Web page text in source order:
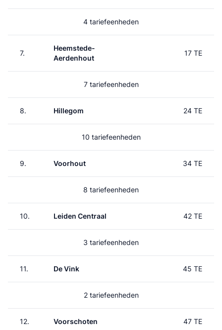
4 tariefeenheden
7.
Heemstede-
Aerdenhout
17 TE
7 tariefeenheden
8. Hillegom 24 TE
10 tariefeenheden
9. Voorhout 34 TE
8 tariefeenheden
10. Leiden Centraal 42 TE
3 tariefeenheden
11. De Vink 45 TE
2 tariefeenheden
12. Voorschoten 47 TE